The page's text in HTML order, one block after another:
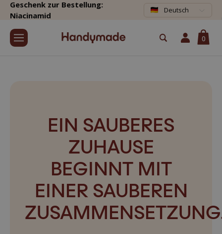
Geschenk zur Bestellung:
Niacinamid
Deutsch
0
EIN SAUBERES
ZUHAUSE
BEGINNT MIT
EINER SAUBEREN